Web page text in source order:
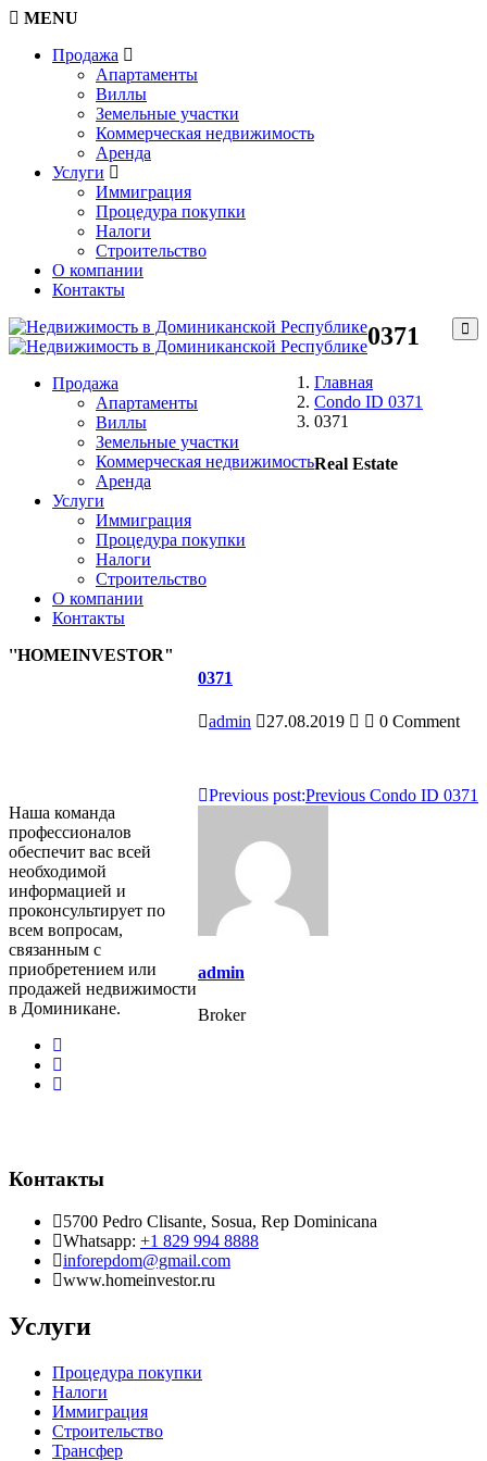
MENU
Продажа
Апартаменты
Виллы
Земельные участки
Коммерческая недвижимость
Аренда
Услуги
Иммиграция
Процедура покупки
Налоги
Строительство
О компании
Контакты
Продажа
Апартаменты
Виллы
Земельные участки
Коммерческая недвижимость
Аренда
Услуги
Иммиграция
Процедура покупки
Налоги
Строительство
О компании
Контакты
0371
Главная
Condo ID 0371
0371
0371
admin 27.08.2019 0 Comment
Навигация
записям
Previous
Previous post: Condo ID 0371
admin
Broker
Real Estate
''HOMEINVESTOR"
Наша команда
профессионалов
обеспечит вас всей
необходимой
информацией и
проконсультирует по
всем вопросам,
связанным с
приобретением или
продажей недвижимости
в Доминикане.
Контакты
5700 Pedro Clisante, Sosua, Rep Dominicana
Whatsapp: +1 829 994 8888
inforepdom@gmail.com
www.homeinvestor.ru
Услуги
Процедура покупки
Налоги
Иммиграция
Строительство
Трансфер